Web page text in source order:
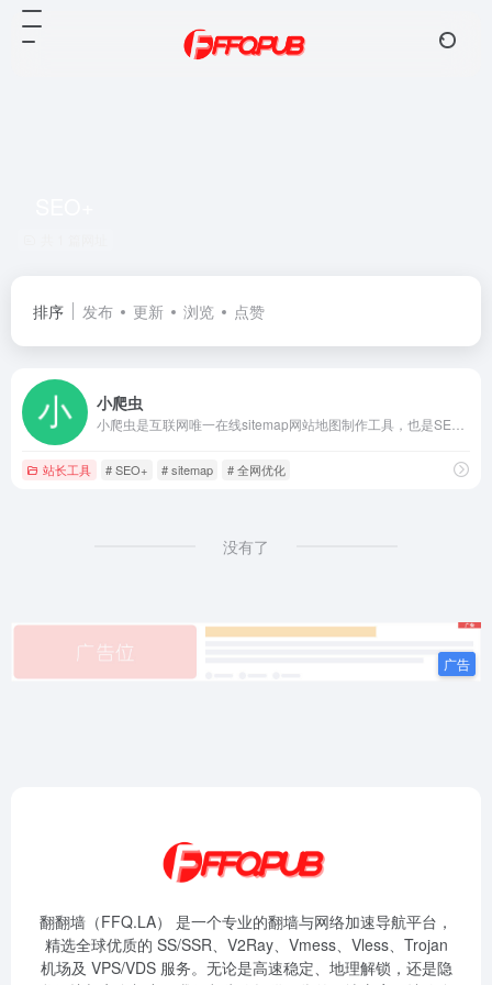
排序 发布 更新 浏览 点赞
小爬虫
站长工具 # SEO+ # sitemap # 全网优化
没有了
翻翻墙（FFQ.LA） 是一个专业的翻墙与网络加速导航平台，
精选全球优质的 SS/SSR、V2Ray、Vmess、Vless、Trojan
机场及 VPS/VDS 服务。无论是高速稳定、地理解锁，还是隐